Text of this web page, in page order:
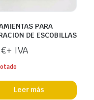
PARA
DE ESCOBILLAS
€+ IVA
Leer más